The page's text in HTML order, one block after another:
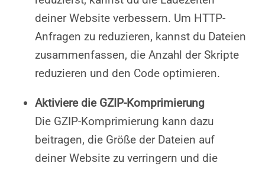
deiner Website verbessern. Um HTTP-
Anfragen zu reduzieren, kannst du Dateien
zusammenfassen, die Anzahl der Skripte
reduzieren und den Code optimieren.
Aktiviere die GZIP-Komprimierung
Die GZIP-Komprimierung kann dazu
beitragen, die Größe der Dateien auf
deiner Website zu verringern und die